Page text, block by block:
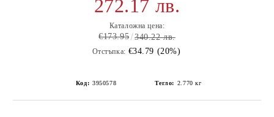
272.17 лв.
Каталожна цена:
€173.95 340.22 лв.
Отстъпка: €34.79 (20%)
Код: 3950578 Тегло: 2.770 кг